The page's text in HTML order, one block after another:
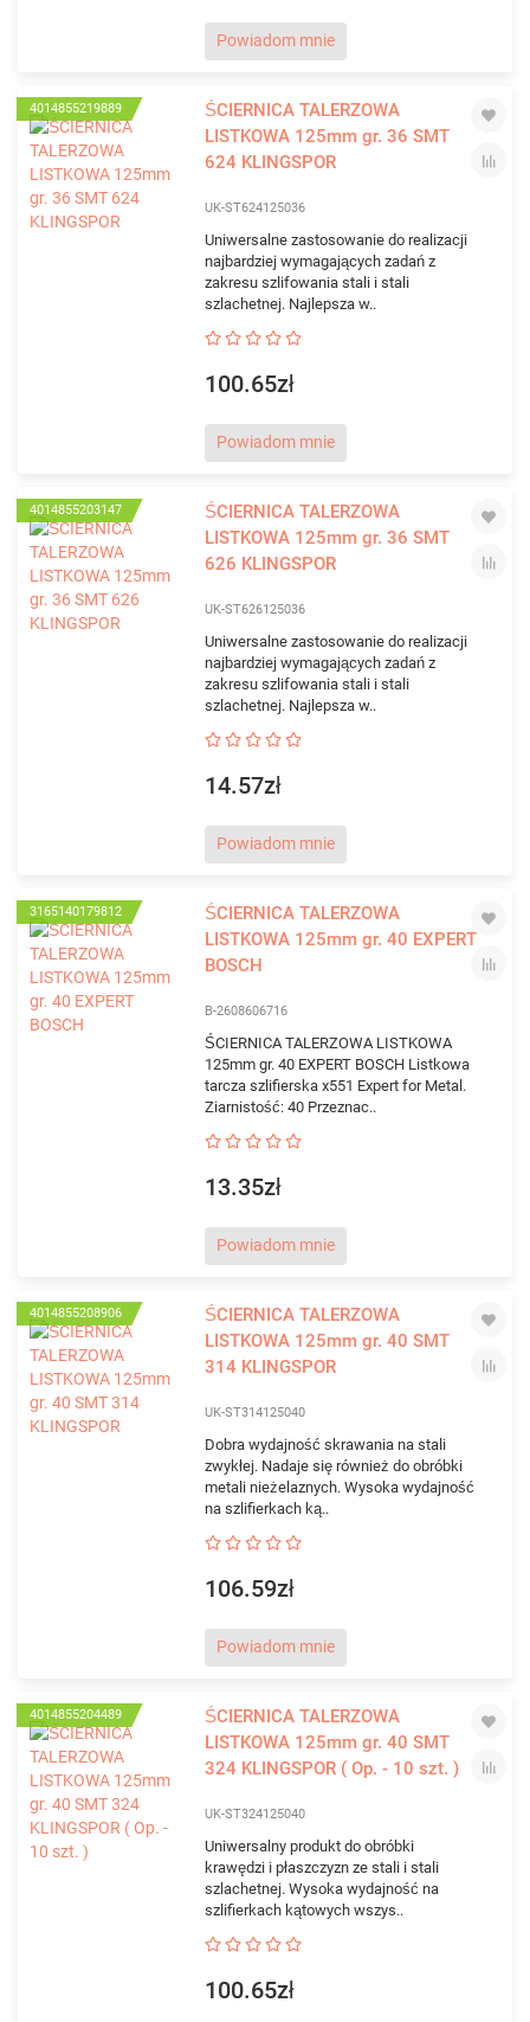
Powiadom mnie
4014855219889
ŚCIERNICA TALERZOWA
LISTKOWA 125mm gr. 36 SMT
624 KLINGSPOR
UK-ST624125036
Uniwersalne zastosowanie do realizacji
najbardziej wymagających zadań z
zakresu szlifowania stali i stali
szlachetnej. Najlepsza w..
100.65zł
Powiadom mnie
4014855203147
ŚCIERNICA TALERZOWA
LISTKOWA 125mm gr. 36 SMT
626 KLINGSPOR
UK-ST626125036
Uniwersalne zastosowanie do realizacji
najbardziej wymagających zadań z
zakresu szlifowania stali i stali
szlachetnej. Najlepsza w..
14.57zł
Powiadom mnie
3165140179812
ŚCIERNICA TALERZOWA
LISTKOWA 125mm gr. 40 EXPERT
BOSCH
B-2608606716
ŚCIERNICA TALERZOWA LISTKOWA
125mm gr. 40 EXPERT BOSCH Listkowa
tarcza szlifierska x551 Expert for Metal.
Ziarnistość: 40 Przeznac..
13.35zł
Powiadom mnie
4014855208906
ŚCIERNICA TALERZOWA
LISTKOWA 125mm gr. 40 SMT
314 KLINGSPOR
UK-ST314125040
Dobra wydajność skrawania na stali
zwykłej. Nadaje się również do obróbki
metali nieżelaznych. Wysoka wydajność
na szlifierkach ką..
106.59zł
Powiadom mnie
4014855204489
ŚCIERNICA TALERZOWA
LISTKOWA 125mm gr. 40 SMT
324 KLINGSPOR ( Op. - 10 szt. )
UK-ST324125040
Uniwersalny produkt do obróbki
krawędzi i płaszczyzn ze stali i stali
szlachetnej. Wysoka wydajność na
szlifierkach kątowych wszys..
100.65zł